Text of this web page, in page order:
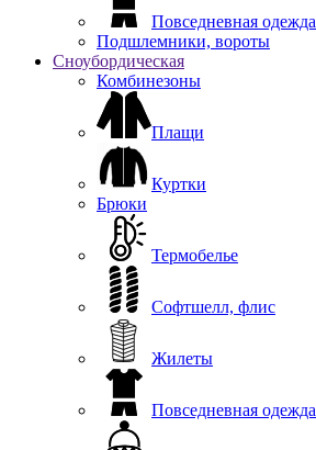
Повседневная одежда
Подшлемники, вороты
Сноубордическая
Комбинезоны
Плащи
Куртки
Брюки
Термобелье
Софтшелл, флис
Жилеты
Повседневная одежда